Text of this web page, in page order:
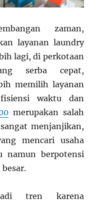
zaman,
layanan laundry
lagi, di perkotaan
serba cepat,
memilih layanan
waktu dan
merupakan salah
menjanjikan,
mencari usaha
namun berpotensi
tren karena